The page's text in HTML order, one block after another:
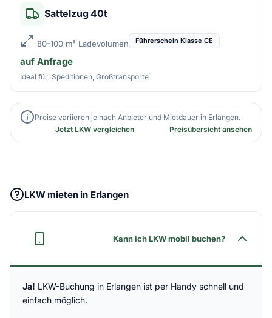
Sattelzug 40t
80-100 m³ Ladevolumen Führerschein Klasse CE
auf Anfrage
Ideal für: Speditionen, Großtransporte
Preise variieren je nach Anbieter und Mietdauer in Erlangen.
Jetzt LKW vergleichen
Preisübersicht ansehen
LKW mieten in Erlangen
Kann ich LKW mobil buchen?
Ja! LKW-Buchung in Erlangen ist per Handy schnell und
einfach möglich.